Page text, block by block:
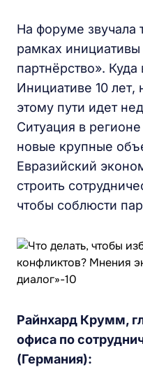
На форуме звучала
рамках
партнёрство».
Инициативе 10
этому пути идет
Ситуация в
новые крупные
Евразийский
строить
чтобы соблюсти
Райнхард Крумм,
офиса по
(Германия):